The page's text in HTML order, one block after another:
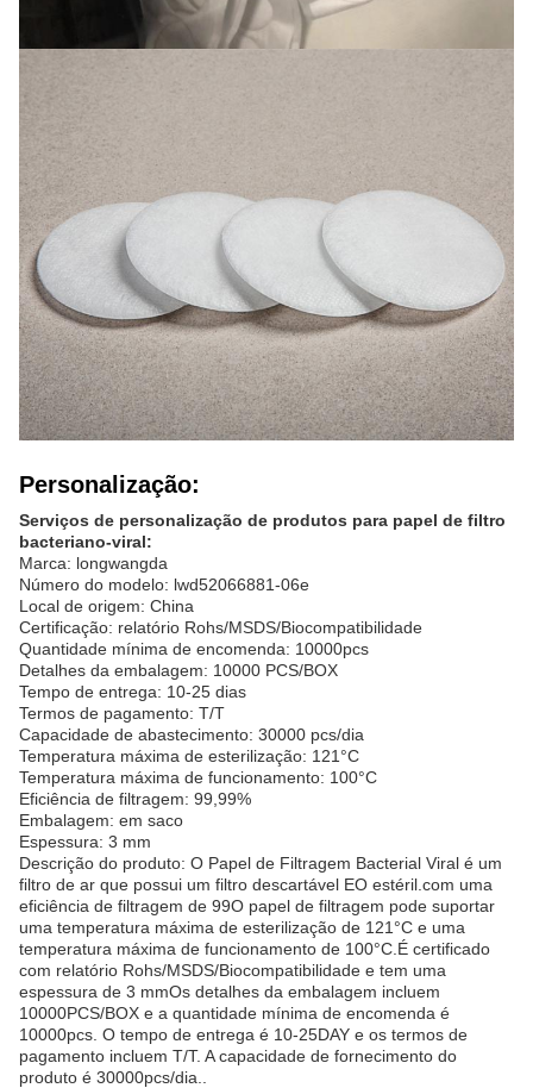
Personalização:
Serviços de personalização de produtos para papel de filtro
bacteriano-viral:
Marca: longwangda
Número do modelo: lwd52066881-06e
Local de origem: China
Certificação: relatório Rohs/MSDS/Biocompatibilidade
Quantidade mínima de encomenda: 10000pcs
Detalhes da embalagem: 10000 PCS/BOX
Tempo de entrega: 10-25 dias
Termos de pagamento: T/T
Capacidade de abastecimento: 30000 pcs/dia
Temperatura máxima de esterilização: 121°C
Temperatura máxima de funcionamento: 100°C
Eficiência de filtragem: 99,99%
Embalagem: em saco
Espessura: 3 mm
Descrição do produto: O Papel de Filtragem Bacterial Viral é um
filtro de ar que possui um filtro descartável EO estéril.com uma
eficiência de filtragem de 99O papel de filtragem pode suportar
uma temperatura máxima de esterilização de 121°C e uma
temperatura máxima de funcionamento de 100°C.É certificado
com relatório Rohs/MSDS/Biocompatibilidade e tem uma
espessura de 3 mmOs detalhes da embalagem incluem
10000PCS/BOX e a quantidade mínima de encomenda é
10000pcs. O tempo de entrega é 10-25DAY e os termos de
pagamento incluem T/T. A capacidade de fornecimento do
produto é 30000pcs/dia..